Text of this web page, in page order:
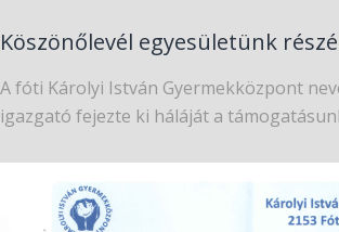
Köszönőlevél egyesületünk
A fóti Károlyi István Gyermekközpont
igazgató fejezte ki háláját a